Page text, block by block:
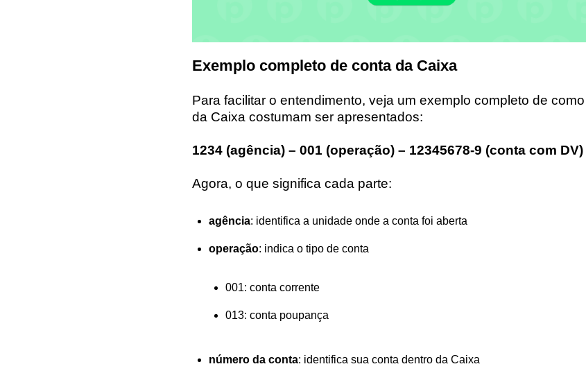
Exemplo completo de conta da Caixa
Para facilitar o entendimento, veja um exemplo completo de
da Caixa costumam ser apresentados:
1234 (agência) – 001 (operação) – 12345678-9 (conta com DV)
Agora, o que significa cada parte:
agência: identifica a unidade onde a conta foi aberta
operação: indica o tipo de conta
001: conta corrente
013: conta poupança
número da conta: identifica sua conta dentro da Caixa